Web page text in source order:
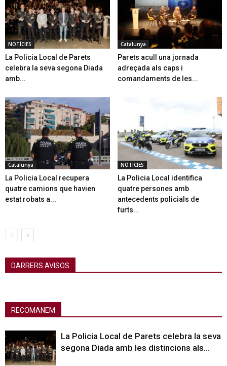
NOTÍCIES
La Policia Local de Parets
celebra la seva segona Diada
amb...
Catalunya
Parets acull una jornada
adreçada als caps i
comandaments de les...
Catalunya
La Policia Local recupera
quatre camions que havien
estat robats a...
NOTÍCIES
La Policia Local identifica
quatre persones amb
antecedents policials de
furts...
DARRERS AVISOS
RECOMANEM
La Policia Local de Parets celebra la seva
segona Diada amb les distincions als...